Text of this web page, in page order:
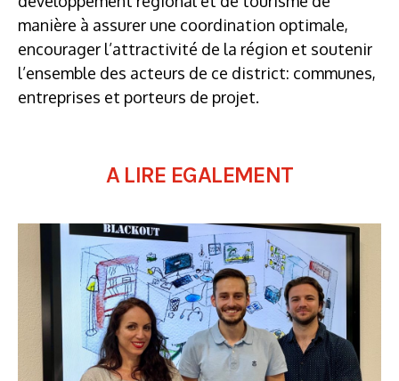
manière à assurer une coordination optimale,
encourager l’attractivité de la région et soutenir
l’ensemble des acteurs de ce district: communes,
entreprises et porteurs de projet.
A LIRE EGALEMENT